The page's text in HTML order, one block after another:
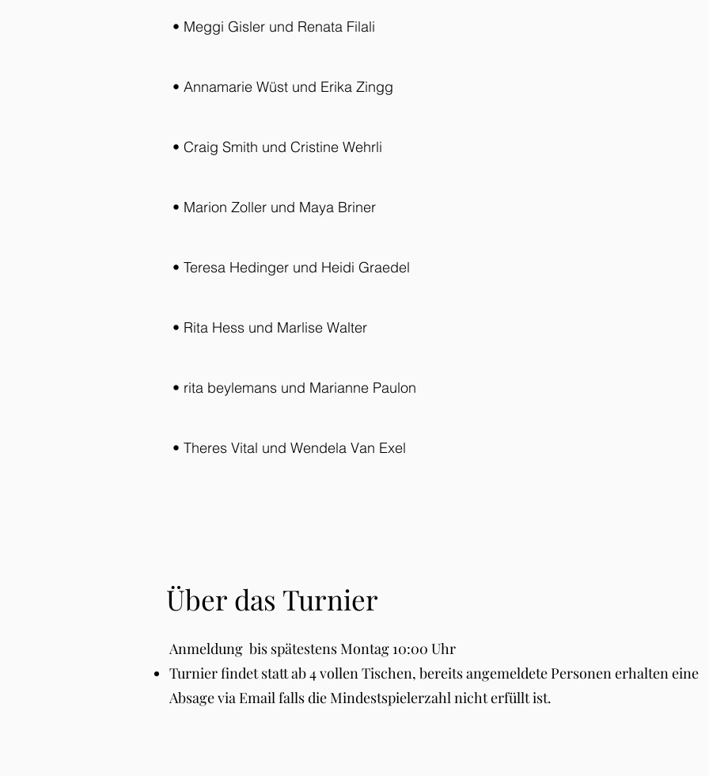
• Meggi Gisler und Renata Filali
• Annamarie Wüst und Erika Zingg
• Craig Smith und Cristine Wehrli
• Marion Zoller und Maya Briner
• Teresa Hedinger und Heidi Graedel
• Rita Hess und Marlise Walter
• rita beylemans und Marianne Paulon
• Theres Vital und Wendela Van Exel
Über das Turnier
Anmeldung bis spätestens Montag 10:00 Uhr
Turnier findet statt ab 4 vollen Tischen, bereits angemeldete Personen erhalten eine
Absage via Email falls die Mindestspielerzahl nicht erfüllt ist.